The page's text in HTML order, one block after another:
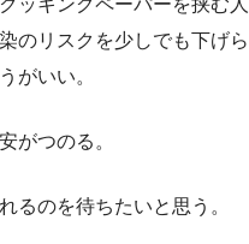
のリスクを少しでも下げら
がいい。
がつのる。
るのを待ちたいと思う。